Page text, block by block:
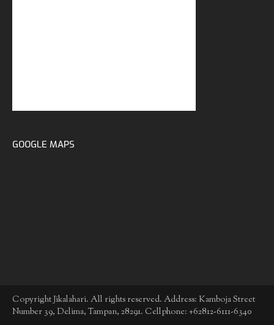
GOOGLE MAPS
Copyright Jikalahari. All rights reserved. Address: Kamboja Street
Number 39, Delima, Tampan, 28291. Cellphone: +62812-6111-6340